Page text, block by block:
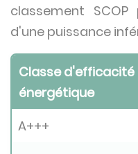
classement
d'une puissance
Classe d'efficacité
énergétique
A+++